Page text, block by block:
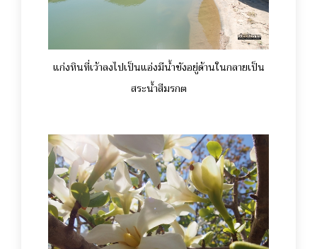
แก่งหินที่เว้าลงไปเป็นแอ่งมีน้ำขังอยู่ด้านในกลายเป็น
สระน้ำสีมรกต